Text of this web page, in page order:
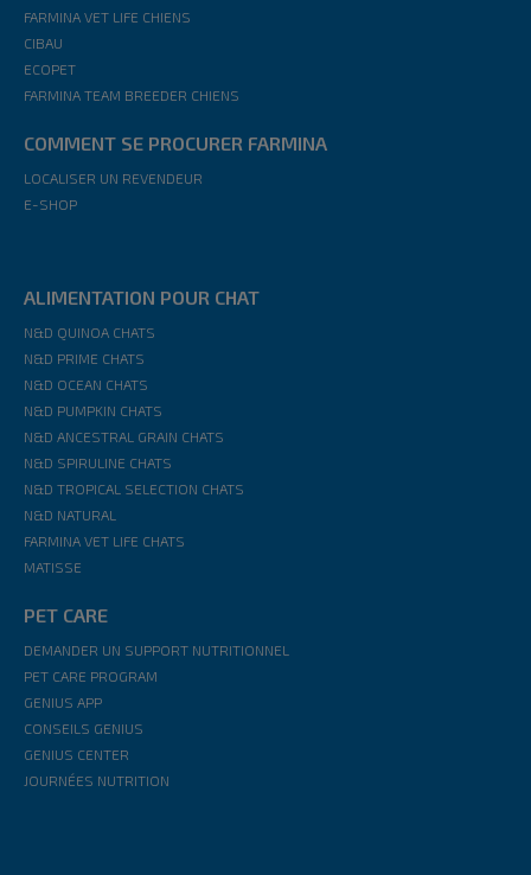
FARMINA VET LIFE CHIENS
CIBAU
ECOPET
FARMINA TEAM BREEDER CHIENS
COMMENT SE PROCURER FARMINA
LOCALISER UN REVENDEUR
E-SHOP
ALIMENTATION POUR CHAT
N&D QUINOA CHATS
N&D PRIME CHATS
N&D OCEAN CHATS
N&D PUMPKIN CHATS
N&D ANCESTRAL GRAIN CHATS
N&D SPIRULINE CHATS
N&D TROPICAL SELECTION CHATS
N&D NATURAL
FARMINA VET LIFE CHATS
MATISSE
PET CARE
DEMANDER UN SUPPORT NUTRITIONNEL
PET CARE PROGRAM
GENIUS APP
CONSEILS GENIUS
GENIUS CENTER
JOURNÉES NUTRITION